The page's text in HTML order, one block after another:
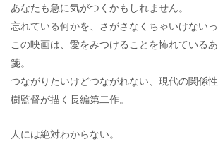
あなたも急に気がつくかもしれません。
忘れている何かを、さがさなくちゃいけないっ
この映画は、愛をみつけることを怖れている
箋。
つながりたいけどつながれない、現代の関係
樹監督が描く長編第二作。
人には絶対わからない。